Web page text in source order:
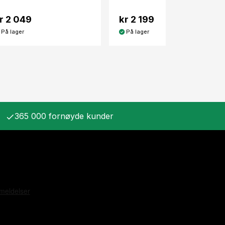
2 049
På lager
kr 2 199
På lager
check365 000 fornøyde kunder